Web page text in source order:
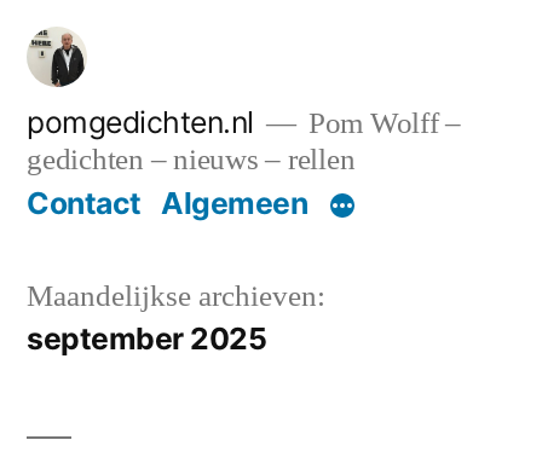
naar
inhoud
pomgedichten.nl
Pom Wolff –
gedichten – nieuws – rellen
Contact Algemeen
Maandelijkse archieven:
september 2025